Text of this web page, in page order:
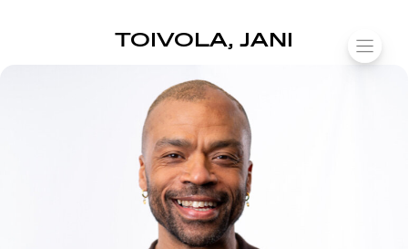
TOIVOLA, JANI